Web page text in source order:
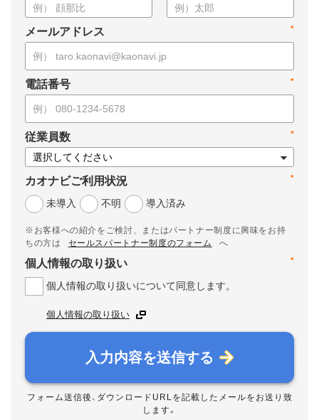
*
メールアドレス
*
電話番号
*
従業員数
*
カオナビご利用状況
未導入
不明 導入済み
※お客様への紹介をご検討、またはパートナー制度に興味をお持
ちの方は
セールスパートナー制度のフォーム
へ
*
個人情報の取り扱い
個人情報の取り扱いについて同意します。
個人情報の取り扱い
入力内容を送信する
フォーム送信後、ダウンロードURLを記載したメールをお送り致
します。